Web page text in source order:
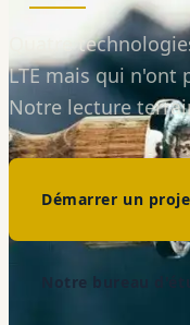
Quatre
LTE mais qui n'ont
Notre lecture
Démarrer un
Notre bureau